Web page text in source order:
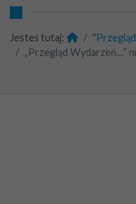
Jesteś tutaj:
„Przegląd Wydarzeń…”